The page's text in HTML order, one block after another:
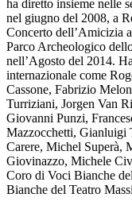
ha diretto insieme nelle
nel giugno del 2008, a
Concerto dell’Amicizia
Parco Archeologico
nell’Agosto del 2014.
internazionale come
Cassone, Fabrizio
Turriziani, Jorgen Van
Giovanni Punzi,
Mazzocchetti, Gianluigi
Carere, Michel Superà,
Giovinazzo, Michele
Coro di Voci Bianche
Bianche del Teatro